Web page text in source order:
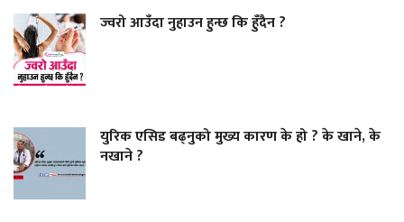
ज्वरो आउँदा नुहाउन हुन्छ कि हुँदैन ?
युरिक एसिड बढ्नुको मुख्य कारण के हो ? के खाने, के
नखाने ?